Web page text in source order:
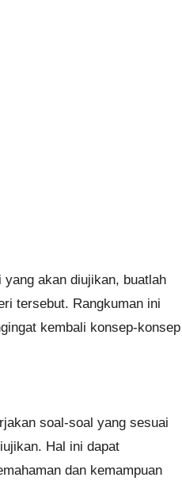
akan diujikan, buatlah
tersebut. Rangkuman ini
kembali konsep-konsep
soal-soal yang sesuai
Hal ini dapat
dan kemampuan